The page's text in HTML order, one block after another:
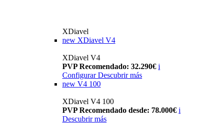
XDiavel
new XDiavel V4
XDiavel V4
PVP Recomendado: 32.290€ i
Configurar Descubrir más
new V4 100
XDiavel V4 100
PVP Recomendado desde: 78.000€ i
Descubrir más